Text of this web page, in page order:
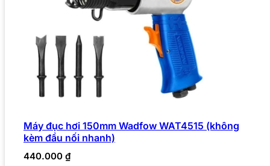
Máy đục hơi 150mm Wadfow WAT4515 (không
kèm đầu nối nhanh)
440.000 ₫